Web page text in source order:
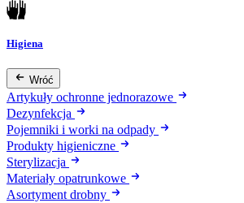
Higiena
Wróć
Artykuły ochronne jednorazowe
Dezynfekcja
Pojemniki i worki na odpady
Produkty higieniczne
Sterylizacja
Materiały opatrunkowe
Asortyment drobny